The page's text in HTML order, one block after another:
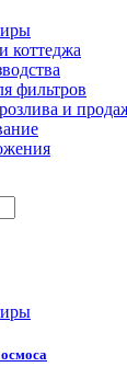
коттеджа
фильтров
и